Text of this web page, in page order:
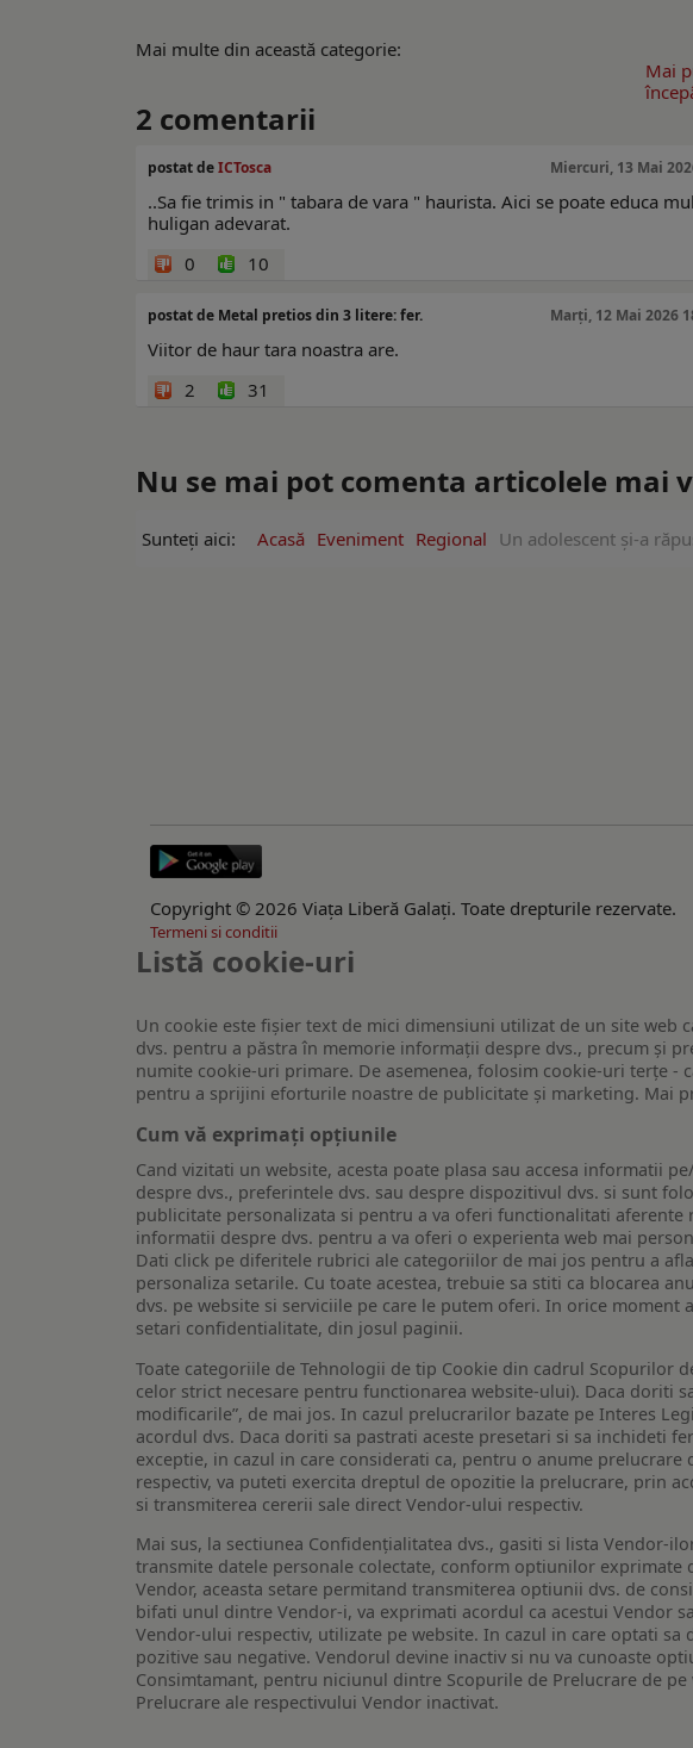
Mai multe din această categorie:
Mai
2 comentarii
postat deICTosca Miercuri, 13 Mai
..Sa fie trimis in " tabara de vara " haurista. Aici se poate educa
huligan adevarat.
0
10
postat de Metal pretios din 3 litere: fer. Marți, 12 Mai 2026
Viitor de haur tara noastra are.
2
31
Nu se mai pot comenta articolele mai
Sunteți aici: Acasă Eveniment Regional Un adolescent și-a
Copyright © 2026 Viaţa Liberă Galaţi. Toate drepturile rezervate.
Termeni si conditii
Listă cookie-uri
Un cookie este fişier text de mici dimensiuni utilizat de un site web
dvs. pentru a păstra în memorie informații despre dvs., precum și
numite cookie-uri primare. De asemenea, folosim cookie-uri terțe
pentru a sprijini eforturile noastre de publicitate și marketing. Mai
Cum vă exprimați opțiunile
Cand vizitati un website, acesta poate plasa sau accesa informatii
despre dvs., preferintele dvs. sau despre dispozitivul dvs. si sunt
publicitate personalizata si pentru a va oferi functionalitati
informatii despre dvs. pentru a va oferi o experienta web mai
Dati click pe diferitele rubrici ale categoriilor de mai jos pentru a
personaliza setarile. Cu toate acestea, trebuie sa stiti ca blocarea
dvs. pe website si serviciile pe care le putem oferi. In orice
setari confidentialitate, din josul paginii.
Toate categoriile de Tehnologii de tip Cookie din cadrul Scopurilor
celor strict necesare pentru functionarea website-ului). Daca doriti
modificarile”, de mai jos. In cazul prelucrarilor bazate pe Interes
acordul dvs. Daca doriti sa pastrati aceste presetari si sa inchideti
exceptie, in cazul in care considerati ca, pentru o anume
respectiv, va puteti exercita dreptul de opozitie la prelucrare, prin
si transmiterea cererii sale direct Vendor-ului respectiv.
Mai sus, la sectiunea Confidențialitatea dvs., gasiti si lista Vendor-
transmite datele personale colectate, conform optiunilor
Vendor, aceasta setare permitand transmiterea optiunii dvs. de
bifati unul dintre Vendor-i, va exprimati acordul ca acestui Vendor
Vendor-ului respectiv, utilizate pe website. In cazul in care optati
pozitive sau negative. Vendorul devine inactiv si nu va cunoaste
Consimtamant, pentru niciunul dintre Scopurile de Prelucrare de
Prelucrare ale respectivului Vendor inactivat.